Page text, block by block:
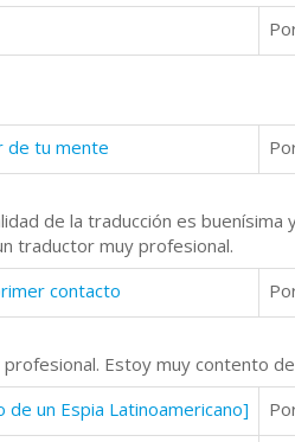
de tu mente
de la traducción es
traductor muy profesional.
contacto
Estoy muy contento
de un Espia Latinoamericano]